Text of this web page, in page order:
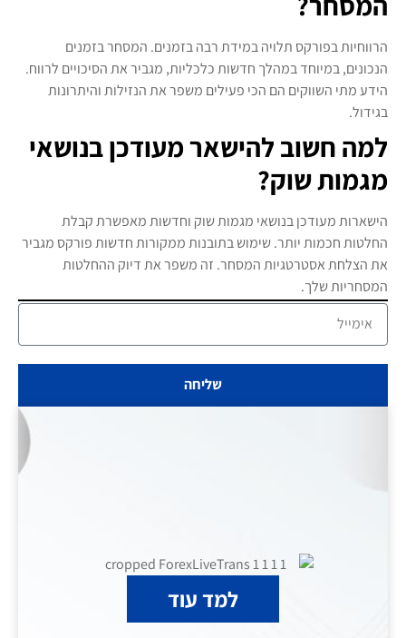
שליחה
למד עוד
הרווחיות בפורקס תלויה במידת רבה בזמנים. המסחר בזמנים
הנכונים, במיוחד במהלך חדשות כלכליות, מגביר את הסיכויים לרווח.
הידע מתי השווקים הם הכי פעילים משפר את הנזילות והיתרונות
בגידול.
למה חשוב להישאר מעודכן בנושאי
מגמות שוק?
הישארות מעודכן בנושאי מגמות שוק וחדשות מאפשרת קבלת
החלטות חכמות יותר. שימוש בתובנות ממקורות חדשות פורקס מגביר
את הצלחת אסטרטגיות המסחר. זה משפר את דיוק ההחלטות
המסחריות שלך.